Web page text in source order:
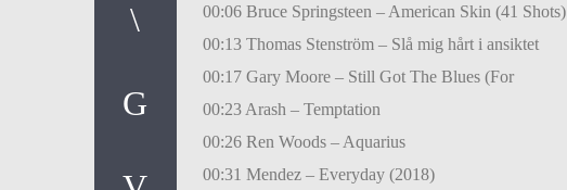
00:06 Bruce Springsteen – American Skin (41 Shots)
00:13 Thomas Stenström – Slå mig hårt i ansiktet
00:17 Gary Moore – Still Got The Blues (For
00:23 Arash – Temptation
00:26 Ren Woods – Aquarius
00:31 Mendez – Everyday (2018)